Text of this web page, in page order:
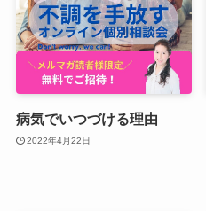
病気でいつづける理由
2022年4月22日